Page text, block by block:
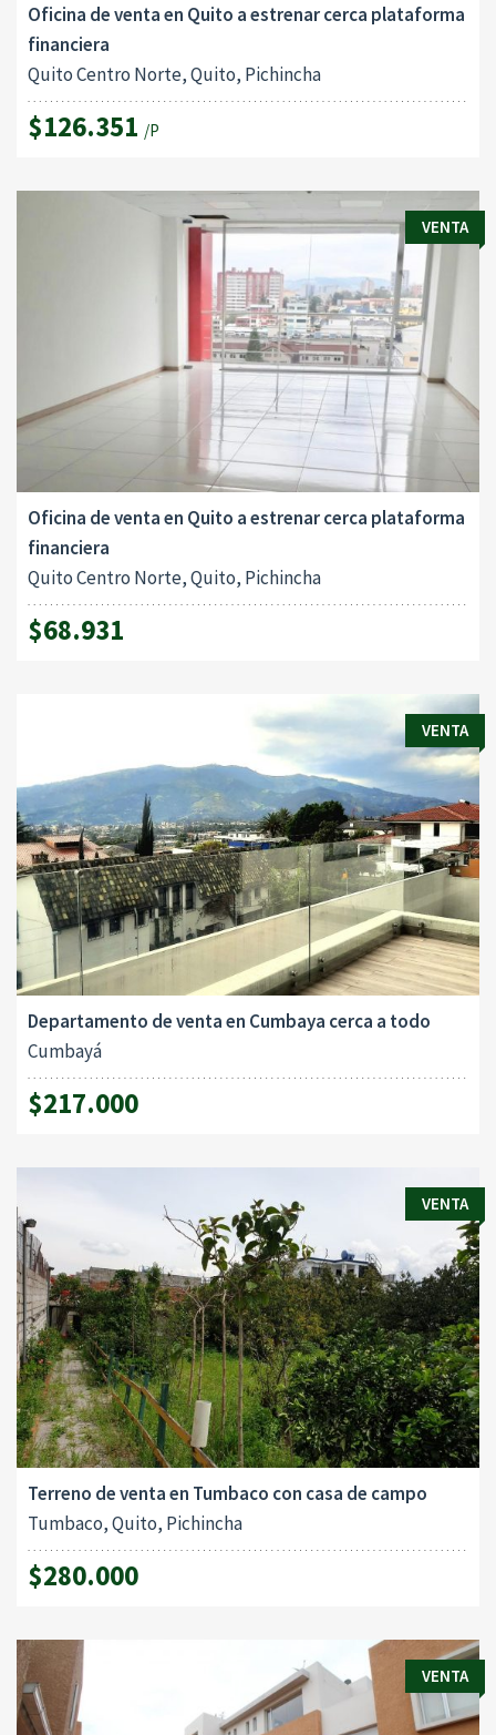
Oficina de venta en Quito a estrenar cerca plataforma
financiera
Quito Centro Norte, Quito, Pichincha
$126.351 /P
VENTA
Oficina de venta en Quito a estrenar cerca plataforma
financiera
Quito Centro Norte, Quito, Pichincha
$68.931
VENTA
Departamento de venta en Cumbaya cerca a todo
Cumbayá
$217.000
VENTA
Terreno de venta en Tumbaco con casa de campo
Tumbaco, Quito, Pichincha
$280.000
VENTA